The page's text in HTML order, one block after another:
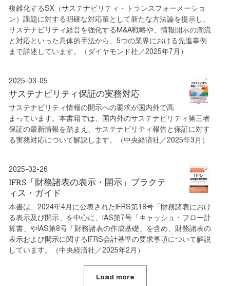
複雑化するSX（サステナビリティ・トランスフォーメーショ
ン）課題に対する明確な対応策として新たな方法論を提示し、
サステナビリティ経営を強化するM&A戦略や、情報開示の潮流
と対応といった具体的手法から、5つの業界における先進事例
まで詳述しています。（ダイヤモンド社／2025年7月）
2025-03-05
サステナビリティ保証の実務対応
サステナビリティ情報の開示への要求が国内外で高
まっています。本書籍では、国内外のサステナビリティ第三者
保証の最新情報を踏まえ、サステナビリティ報告と保証に対す
る実務対応について解説します。（中央経済社／2025年3月）
2025-02-26
IFRS「財務諸表の表示・開示」プラクテ
ィス・ガイド
本書は、2024年4月に公表されたIFRS第18号「財務諸表におけ
る表示及び開示」を中心に、IAS第7号「キャッシュ・フロー計
算書」やIAS第8号「財務諸表の作成基礎」を含め、財務諸表の
表示および開示に関するIFRS会計基準の要求事項について解説
しています。（中央経済社／2025年2月）
Load more